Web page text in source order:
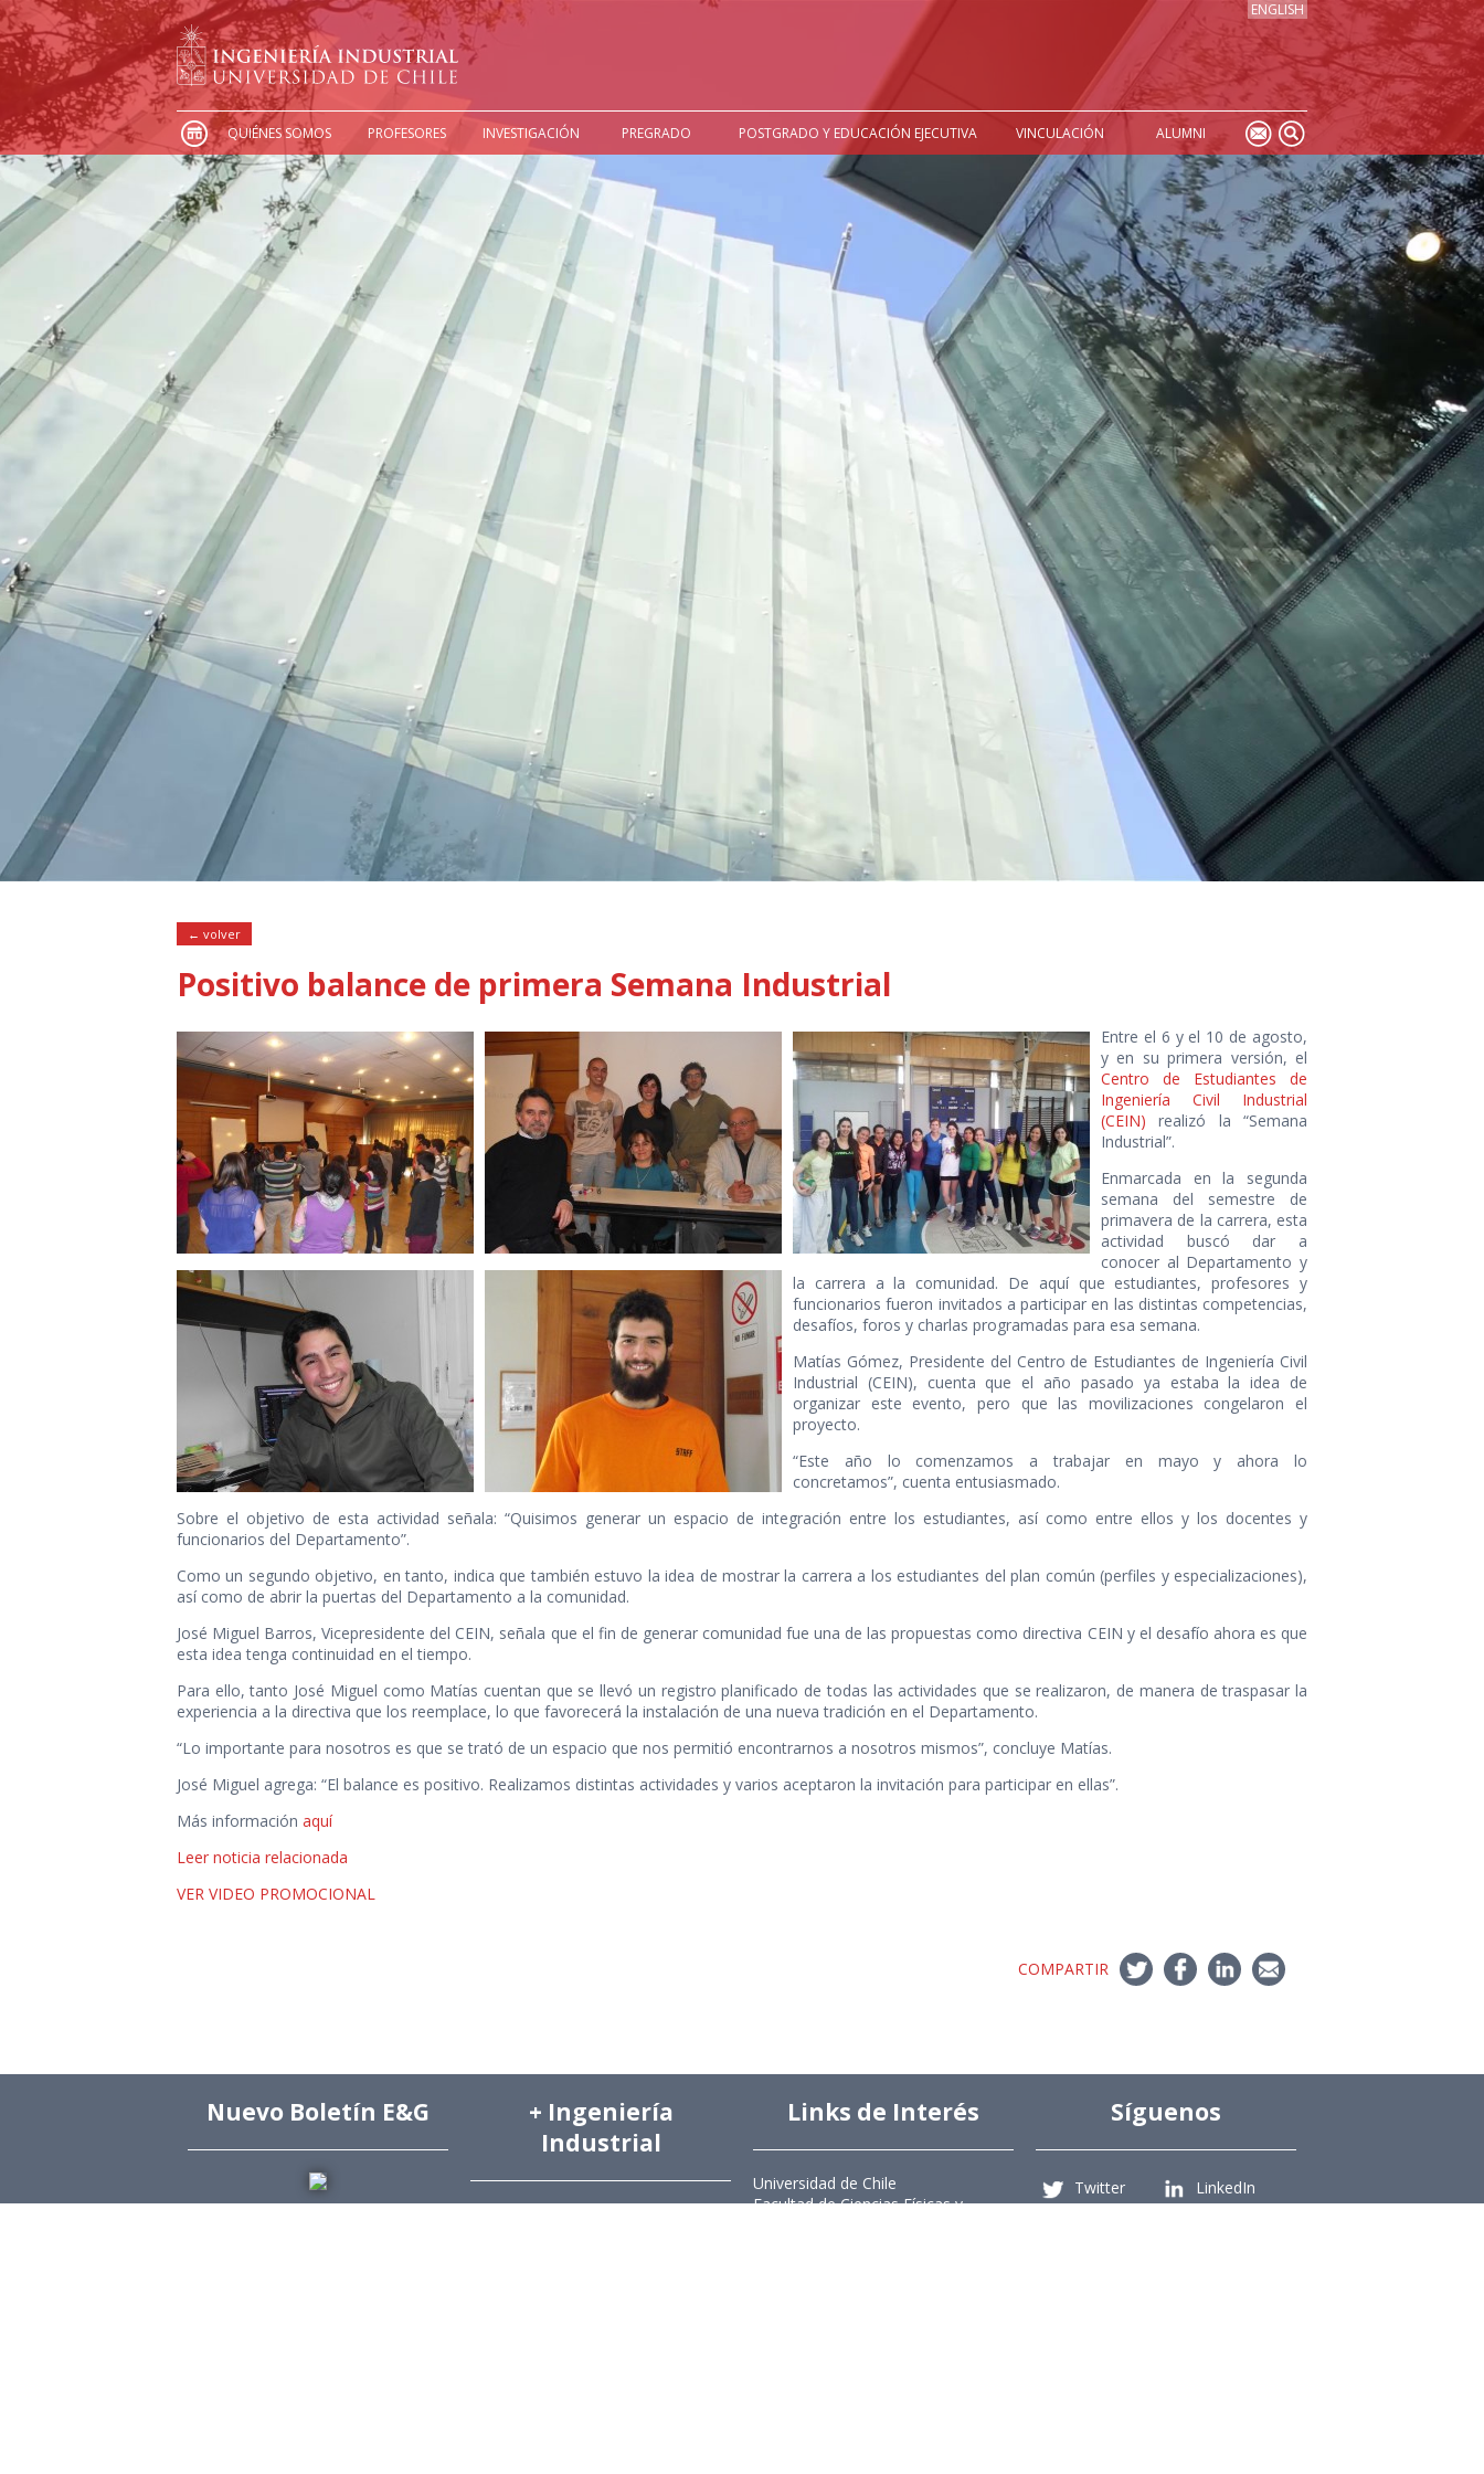
ENGLISH
QUIÉNES SOMOS PROFESORES INVESTIGACIÓN PREGRADO POSTGRADO Y EDUCACIÓN EJECUTIVA VINCULACIÓN ALUMNI
← volver
Positivo balance de primera Semana Industrial
Entre el 6 y el 10 de agosto,
y en su primera versión, el
Centro de Estudiantes de
Ingeniería Civil Industrial
(CEIN) realizó la “Semana
Industrial”.
Enmarcada en la segunda
semana del semestre de
primavera de la carrera, esta
actividad buscó dar a
conocer al Departamento y
la carrera a la comunidad. De aquí que estudiantes, profesores y
funcionarios fueron invitados a participar en las distintas competencias,
desafíos, foros y charlas programadas para esa semana.
Matías Gómez, Presidente del Centro de Estudiantes de Ingeniería Civil
Industrial (CEIN), cuenta que el año pasado ya estaba la idea de
organizar este evento, pero que las movilizaciones congelaron el
proyecto.
“Este año lo comenzamos a trabajar en mayo y ahora lo
concretamos”, cuenta entusiasmado.
Sobre el objetivo de esta actividad señala: “Quisimos generar un espacio de integración entre los estudiantes, así como entre ellos y los docentes y
funcionarios del Departamento”.
Como un segundo objetivo, en tanto, indica que también estuvo la idea de mostrar la carrera a los estudiantes del plan común (perfiles y especializaciones),
así como de abrir la puertas del Departamento a la comunidad.
José Miguel Barros, Vicepresidente del CEIN, señala que el fin de generar comunidad fue una de las propuestas como directiva CEIN y el desafío ahora es que
esta idea tenga continuidad en el tiempo.
Para ello, tanto José Miguel como Matías cuentan que se llevó un registro planificado de todas las actividades que se realizaron, de manera de traspasar la
experiencia a la directiva que los reemplace, lo que favorecerá la instalación de una nueva tradición en el Departamento.
“Lo importante para nosotros es que se trató de un espacio que nos permitió encontrarnos a nosotros mismos”, concluye Matías.
José Miguel agrega: “El balance es positivo. Realizamos distintas actividades y varios aceptaron la invitación para participar en ellas”.
Más información aquí
Leer noticia relacionada
VER VIDEO PROMOCIONAL
COMPARTIR
Nuevo Boletín E&G
+ Ingeniería
Industrial
Links de Interés
Universidad de Chile
Facultad de Ciencias Físicas y
Síguenos
Twitter
LinkedIn